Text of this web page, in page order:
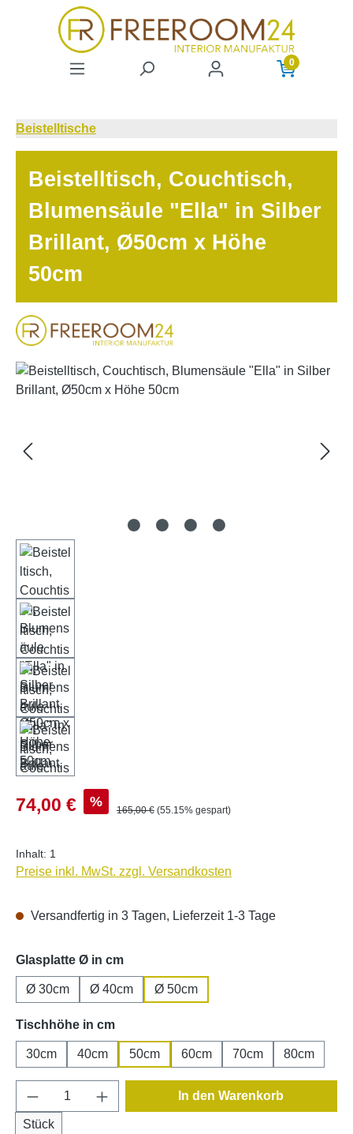
Zum Hauptinhalt springen
0
Beistelltische
Beistelltisch, Couchtisch,
Blumensäule "Ella" in Silber
Brillant, Ø50cm x Höhe
50cm
Bildergalerie überspringen
Verkaufspreis:
74,00 € % Regulärer Preis:
165,00 € (55.15% gespart)
Inhalt: 1
Preise inkl. MwSt. zzgl. Versandkosten
Versandfertig in 3 Tagen, Lieferzeit 1-3 Tage
Glasplatte Ø in cmauswählen
Ø 30cm Ø 40cm Ø 50cm
Tischhöhe in cmauswählen
30cm 40cm 50cm 60cm 70cm 80cm
Produkt Anzahl: Gib den gewünschten
Stück
In den Warenkorb